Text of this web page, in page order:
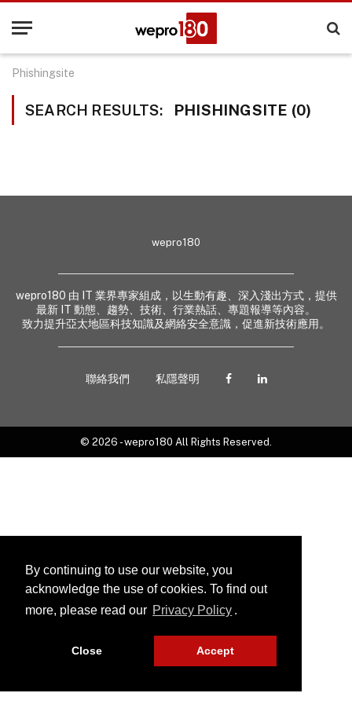
By continuing to use our website, you
acknowledge the use of cookies. To find out
more, please read our Privacy Policy .
Close Accept
Phishingsite
SEARCH RESULTS: PHISHINGSITE (0)
wepro180
wepro180 由 IT 業界專家組成，以生動有趣、深入淺出方式，提供
最新 IT 動態、趨勢、技術、行業熱話、專題報導等內容。
致力提升亞太地區科技知識及網絡安全意識，促進新技術應用。
聯絡我們 私隱聲明
© 2026 - wepro180 All Rights Reserved.